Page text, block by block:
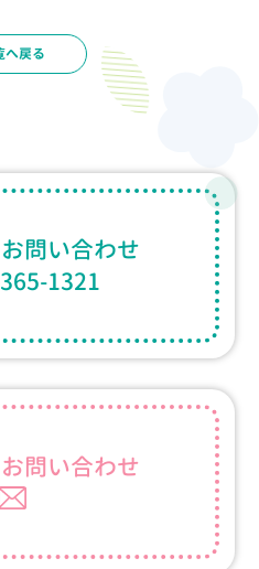
へ戻る
お問い合わせ
1321
お問い合わせ